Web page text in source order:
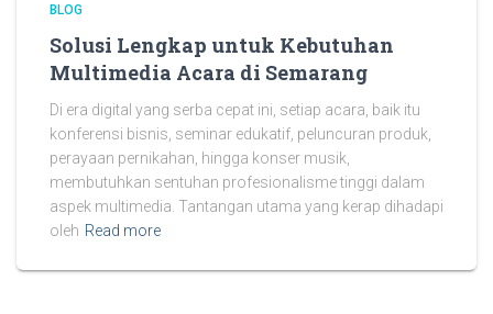
BLOG
Solusi Lengkap untuk Kebutuhan
Multimedia Acara di Semarang
Di era digital yang serba cepat ini, setiap acara, baik itu
konferensi bisnis, seminar edukatif, peluncuran produk,
perayaan pernikahan, hingga konser musik,
membutuhkan sentuhan profesionalisme tinggi dalam
aspek multimedia. Tantangan utama yang kerap dihadapi
oleh Read more